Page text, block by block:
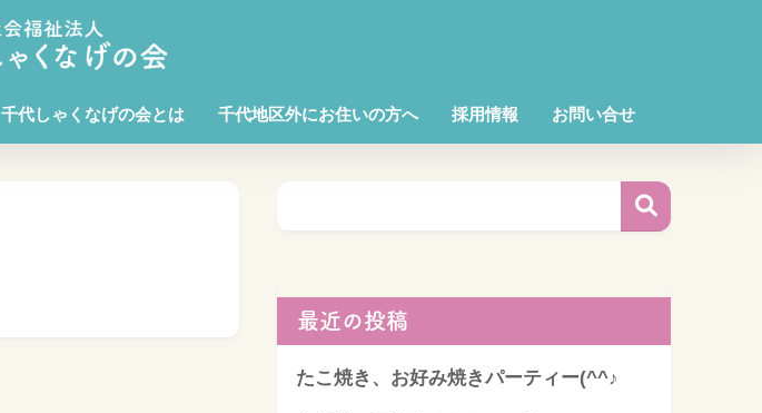
千代しゃくなげの会とは 千代地区外にお住いの方へ 採用情報 お問い合せ
最近の投稿
たこ焼き、お好み焼きパーティー(^^♪